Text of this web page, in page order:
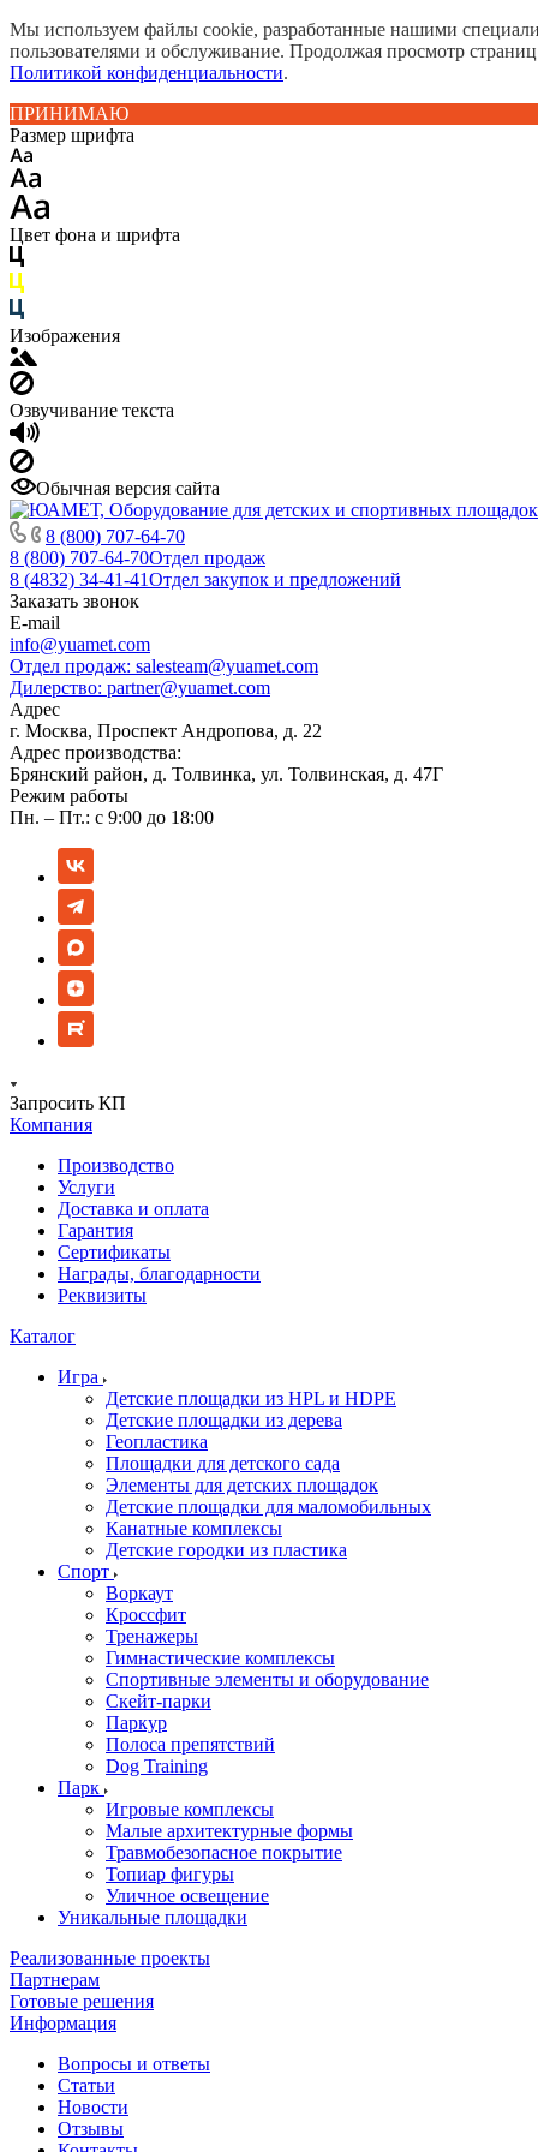
Мы используем файлы cookie, разработанные нашими
пользователями и обслуживание. Продолжая просмотр
Политикой конфиденциальности.
ПРИНИМАЮ
Размер шрифта
Цвет фона и шрифта
Изображения
Озвучивание текста
Обычная версия сайта
8 (800) 707-64-70
8 (800) 707-64-70Отдел продаж
8 (4832) 34-41-41Отдел закупок и предложений
Заказать звонок
E-mail
info@yuamet.com
Отдел продаж: salesteam@yuamet.com
Дилерство: partner@yuamet.com
Адрес
г. Москва, Проспект Андропова, д. 22
Адрес производства:
Брянский район, д. Толвинка, ул. Толвинская, д. 47Г
Режим работы
Пн. – Пт.: с 9:00 до 18:00
Запросить КП
Компания
Производство
Услуги
Доставка и оплата
Гарантия
Сертификаты
Награды, благодарности
Реквизиты
Каталог
Игра
Детские площадки из HPL и HDPE
Детские площадки из дерева
Геопластика
Площадки для детского сада
Элементы для детских площадок
Детские площадки для маломобильных
Канатные комплексы
Детские городки из пластика
Спорт
Воркаут
Кроссфит
Тренажеры
Гимнастические комплексы
Спортивные элементы и оборудование
Скейт-парки
Паркур
Полоса препятствий
Dog Training
Парк
Игровые комплексы
Малые архитектурные формы
Травмобезопасное покрытие
Топиар фигуры
Уличное освещение
Уникальные площадки
Реализованные проекты
Партнерам
Готовые решения
Информация
Вопросы и ответы
Статьи
Новости
Отзывы